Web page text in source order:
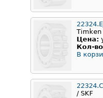
Timken
Цена:
Кол-
В
/ SKF